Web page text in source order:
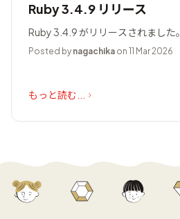
Ruby 3.4.9 リリース
Ruby 3.4.9 がリリースされました。
Posted by nagachika on 11 Mar 2026
もっと読む...